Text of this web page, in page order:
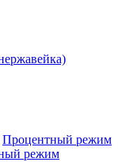
Процентный режим
режим